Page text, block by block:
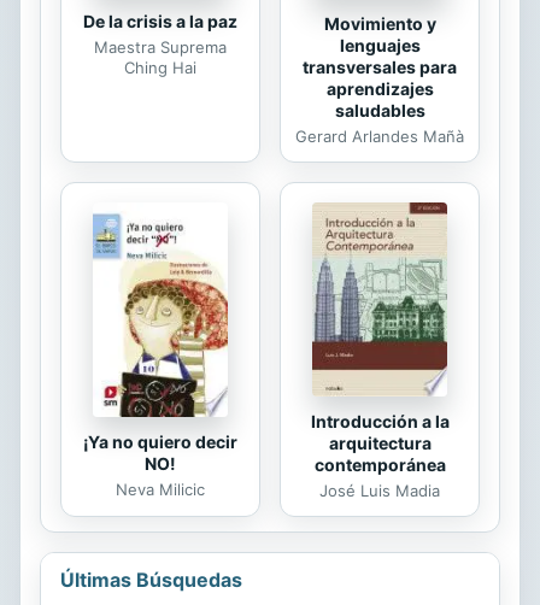
De la crisis a la paz
Maestra Suprema
Ching Hai
Movimiento y
lenguajes
transversales para
aprendizajes
saludables
Gerard Arlandes Mañà
¡Ya no quiero decir
NO!
Neva Milicic
Introducción a la
arquitectura
contemporánea
José Luis Madia
Últimas Búsquedas